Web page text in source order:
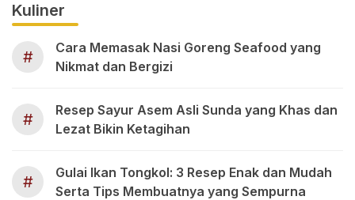
Kuliner
#
Cara Memasak Nasi Goreng Seafood yang
Nikmat dan Bergizi
#
Resep Sayur Asem Asli Sunda yang Khas dan
Lezat Bikin Ketagihan
#
Gulai Ikan Tongkol: 3 Resep Enak dan Mudah
Serta Tips Membuatnya yang Sempurna